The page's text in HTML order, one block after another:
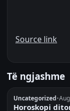
Source link
Të ngjashme
Uncategorized•
Horoskopi